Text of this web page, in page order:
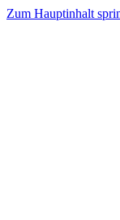
Zum Hauptinhalt